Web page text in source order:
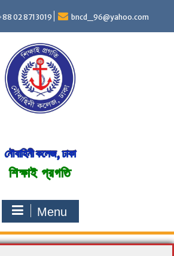
02 8713019 bncd_96@yahoo.com
নৌবাহিনী কলেজ, ঢাকা
শিক্ষাই প্রগতি
Menu